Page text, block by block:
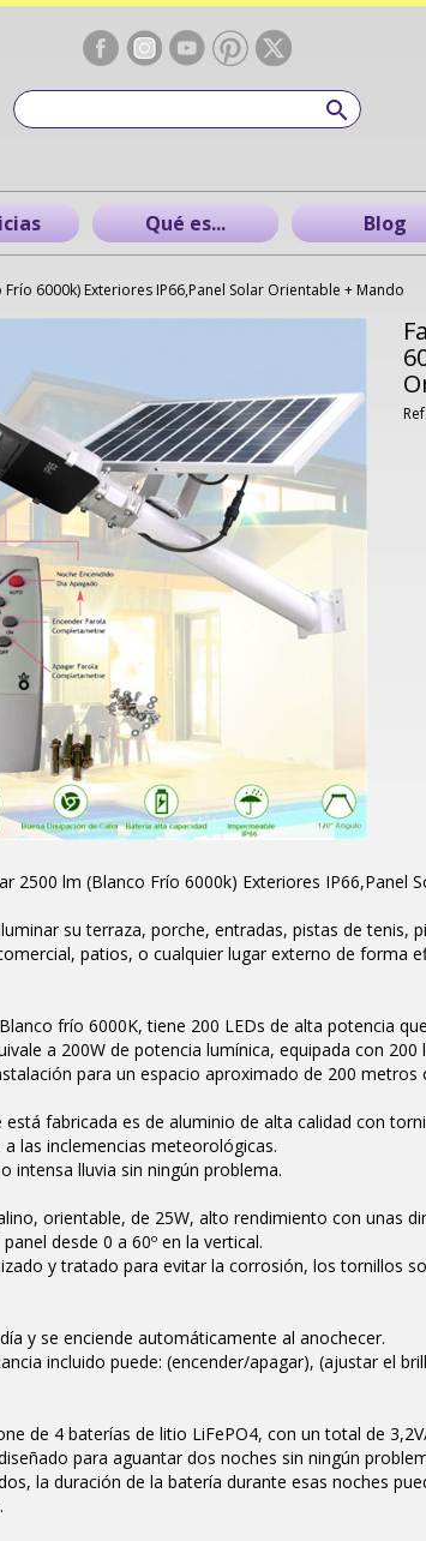
Qué es... Blog
Frío 6000k) Exteriores IP66,Panel Solar Orientable + Mando
2500 lm (Blanco Frío 6000k) Exteriores IP66,Panel
su terraza, porche, entradas, pistas de tenis,
patios, o cualquier lugar externo de forma
frío 6000K, tiene 200 LEDs de alta potencia
a 200W de potencia lumínica, equipada con
para un espacio aproximado de 200 metros
está fabricada es de aluminio de alta calidad con
las inclemencias meteorológicas.
intensa lluvia sin ningún problema.
orientable, de 25W, alto rendimiento con unas
desde 0 a 60º en la vertical.
y tratado para evitar la corrosión, los tornillos
y se enciende automáticamente al anochecer.
incluido puede: (encender/apagar), (ajustar el
de 4 baterías de litio LiFePO4, con un total de
para aguantar dos noches sin ningún
la duración de la batería durante esas noches